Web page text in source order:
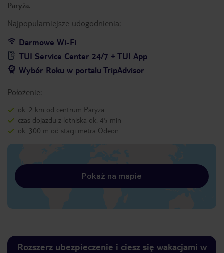
Paryża.
Najpopularniejsze udogodnienia:
Darmowe Wi-Fi
TUI Service Center 24/7 + TUI App
Wybór Roku w portalu TripAdvisor
Położenie:
ok. 2 km od centrum Paryża
czas dojazdu z lotniska ok. 45 min
ok. 300 m od stacji metra Odeon
Pokaż na mapie
Rozszerz ubezpieczenie i ciesz się wakacjami w